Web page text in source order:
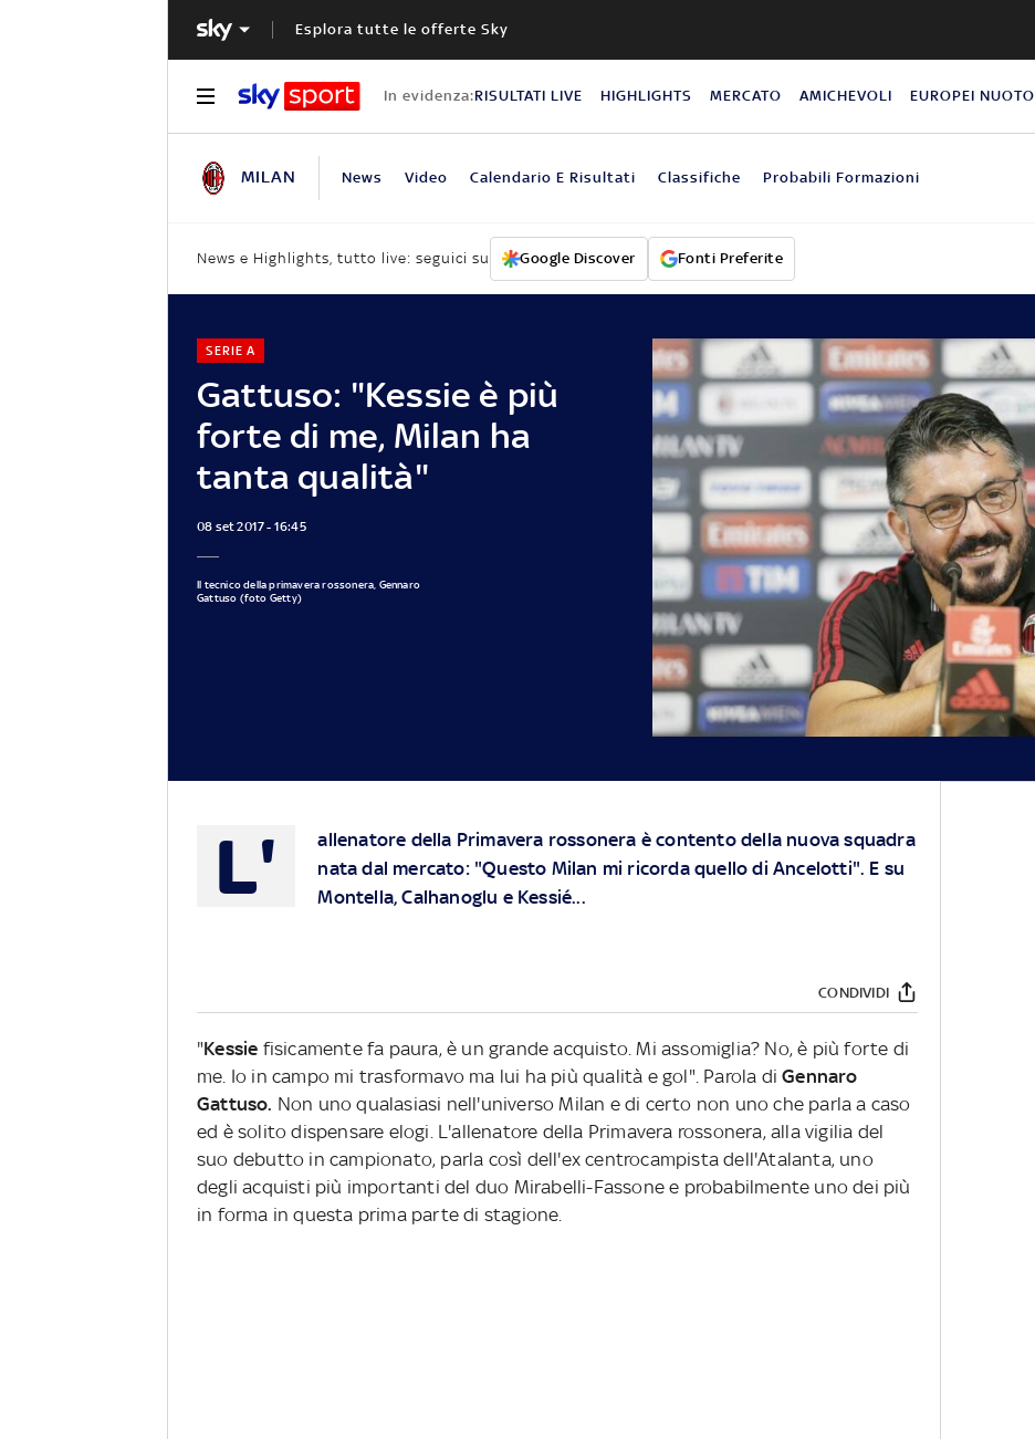
Esplora tutte le offerte Sky
In evidenza:RISULTATI LIVE HIGHLIGHTS MERCATO AMICHEVOLI EUROPEI NUOTO
MILAN News Video Calendario E Risultati Classifiche Probabili Formazioni
News e Highlights, tutto live: seguici su Google Discover Fonti Preferite
Gattuso: "Kessie è più
forte di me, Milan ha
tanta qualità"
SERIE A
08 set 2017 - 16:45
Il tecnico della primavera rossonera, Gennaro
Gattuso (foto Getty)
L'
allenatore della Primavera rossonera è contento della nuova squadra
nata dal mercato: "Questo Milan mi ricorda quello di Ancelotti". E su
Montella, Calhanoglu e Kessié...
CONDIVIDI
"Kessie fisicamente fa paura, è un grande acquisto. Mi assomiglia? No, è più forte di
me. Io in campo mi trasformavo ma lui ha più qualità e gol". Parola diGennaro
Gattuso. Non uno qualasiasi nell'universo Milan e di certo non uno che parla a caso
ed è solito dispensare elogi. L'allenatore della Primavera rossonera, alla vigilia del
suo debutto in campionato, parla così dell'ex centrocampista dell'Atalanta, uno
degli acquisti più importanti del duo Mirabelli-Fassone e probabilmente uno dei più
in forma in questa prima parte di stagione.